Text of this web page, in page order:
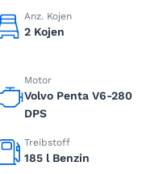
Anz. Kojen
2 Kojen
Motor
Volvo Penta V6-280
DPS
Treibstoff
185 l Benzin